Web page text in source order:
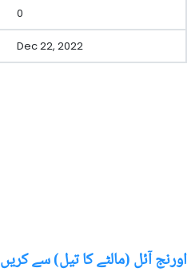
0
Dec 22, 2022
اورنج آئل (مالٹے کا تیل) سے